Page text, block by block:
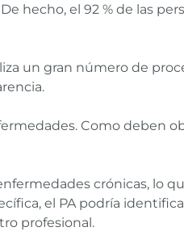
hecho, el 92 % de las
un gran número de
Como deben
crónicas, lo
el PA podría
profesional.